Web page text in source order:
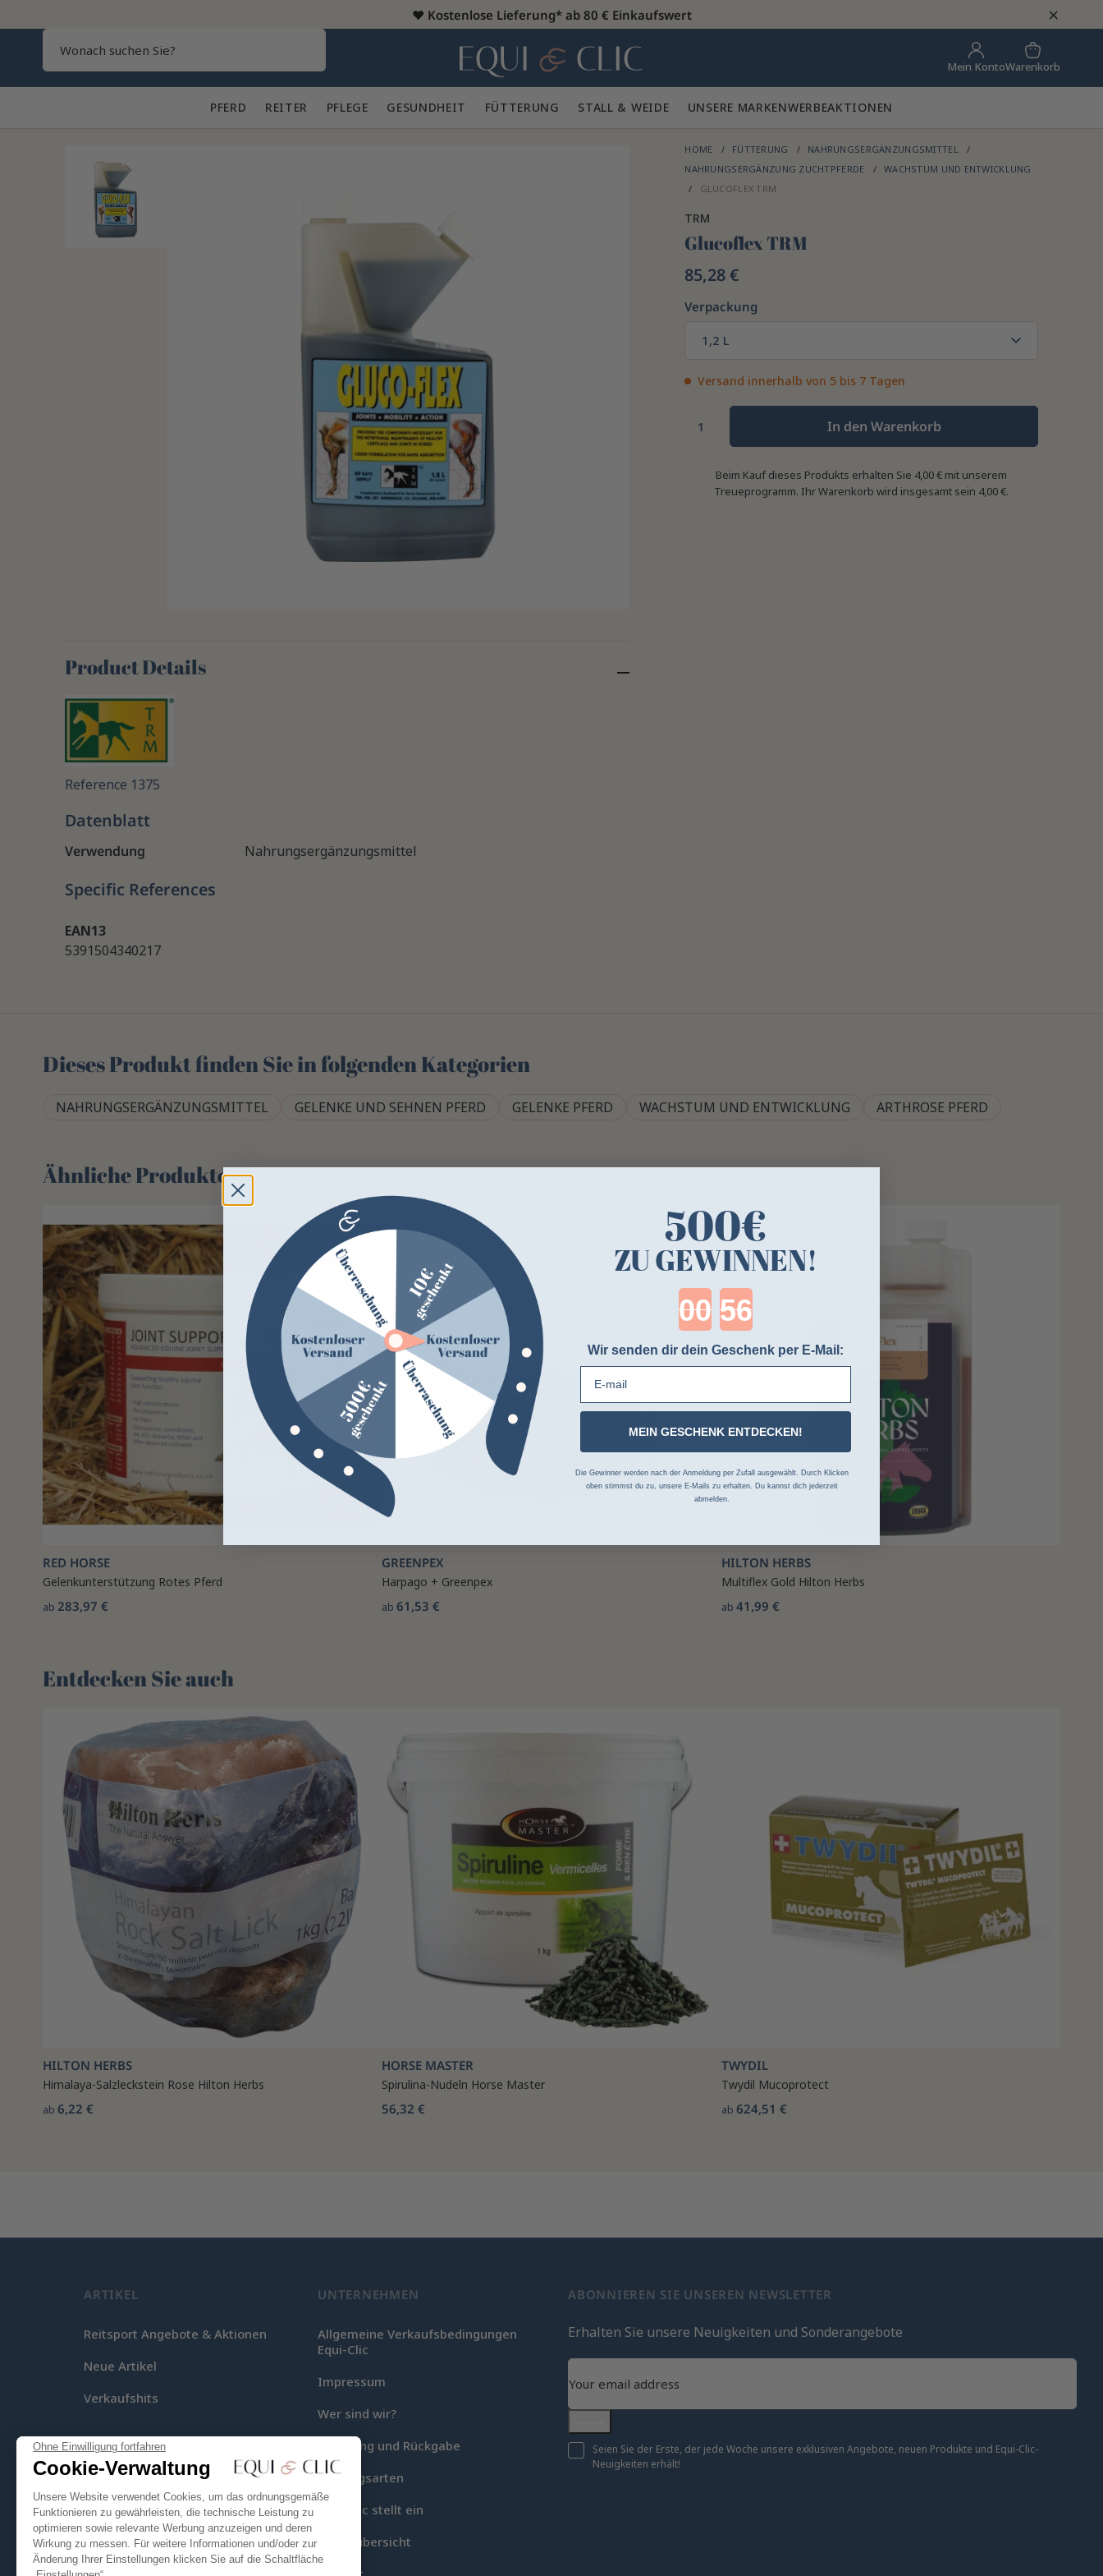
Ohne Einwilligung fortfahren
Cookie-Verwaltung
Unsere Website verwendet Cookies, um das ordnungsgemäße
Funktionieren zu gewährleisten, die technische Leistung zu
optimieren sowie relevante Werbung anzuzeigen und deren
Wirkung zu messen. Für weitere Informationen und/oder zur
Änderung Ihrer Einstellungen klicken Sie auf die Schaltfläche
♥️ Kostenlose Lieferung* ab 80 € Einkaufswert ×
Heim Mein KontoWarenkorb
PFERD 🐎 REITER 👕 PFLEGE 🪮 GESUNDHEIT ✨ FÜTTERUNG 🥕 STALL & WEIDE 🍃 UNSERE MARKENWERBEAKTIONEN
HOME FÜTTERUNG
NAHRUNGSERGÄNZUNGSMITTEL
NAHRUNGSERGÄNZUNG ZUCHTPFERDE
WACHSTUM UND ENTWICKLUNG
GLUCOFLEX TRM
TRM
Glucoflex TRM
85,28 €
Verpackung
1,2 L
Versand innerhalb von 5 bis 7 Tagen
In den Warenkorb
Beim Kauf dieses Produkts erhalten Sie 4,00 € mit unserem
Treueprogramm. Ihr Warenkorb wird insgesamt sein 4,00 €.
Product Details
Reference 1375
Datenblatt
Verwendung Nahrungsergänzungsmittel
Specific References
EAN13
5391504340217
Dieses Produkt finden Sie in folgenden Kategorien
NAHRUNGSERGÄNZUNGSMITTEL GELENKE UND SEHNEN PFERD GELENKE PFERD WACHSTUM UND ENTWICKLUNG ARTHROSE PFERD
Ähnliche Produkte
RED HORSE
Gelenkunterstützung Rotes Pferd
ab 283,97 €
GREENPEX
Harpago + Greenpex
ab61,53 €
HILTON HERBS
Multiflex Gold Hilton Herbs
ab 41,99 €
Entdecken Sie auch 🌻
HILTON HERBS
Himalaya-Salzleckstein Rose Hilton Herbs
ab6,22 €
HORSE MASTER
Spirulina-Nudeln Horse Master
56,32 €
TWYDIL
Twydil Mucoprotect
ab 624,51 €
ARTIKEL
Reitsport Angebote & Aktionen
Neue Artikel
Verkaufshits
UNTERNEHMEN
Allgemeine Verkaufsbedingungen
Equi-Clic
Impressum
Wer sind wir?
Lieferung und Rückgabe
Zahlungsarten
Equi-Clic stellt ein
Seitenübersicht
ABONNIEREN SIE UNSEREN NEWSLETTER
Erhalten Sie unsere Neuigkeiten und Sonderangebote
Abonnieren
Seien Sie der Erste, der jede Woche unsere exklusiven Angebote, neuen Produkte und Equi-Clic-
Neuigkeiten erhält!
500€
ZU GEWINNEN!
Countdown ends in:
Wir senden dir dein Geschenk per E-Mail:
MEIN GESCHENK ENTDECKEN!
Die Gewinner werden nach der Anmeldung per Zufall ausgewählt. Durch Klicken
oben stimmst du zu, unsere E-Mails zu erhalten. Du kannst dich jederzeit
abmelden.